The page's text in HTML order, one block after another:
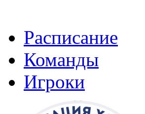
Расписание
Команды
Игроки